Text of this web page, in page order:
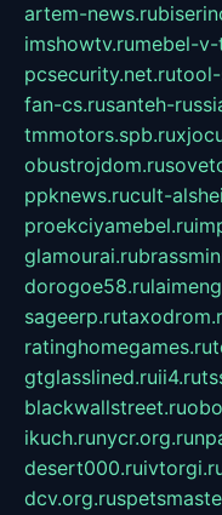
artem-news.ru
imshowtv.rumebel-v-
pcsecurity.net.rutool-
fan-cs.rusanteh-
tmmotors.spb.ru
obustrojdom.ru
ppknews.rucult-
proekciyamebel.ru
glamourai.ru
dorogoe58.ru
sageerp.ru
ratinghomegames.ru
gtglasslined.ruii4.ru
blackwallstreet.ru
ikuch.runycr.org.ru
desert000.ru
dcv.org.ru